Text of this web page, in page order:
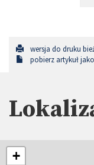
wersja do druku
pobierz artykuł
+